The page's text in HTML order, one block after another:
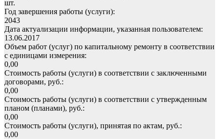
шт.
Год завершения работы (услуги):
2043
Дата актуализации информации, указанная пользователем:
13.06.2017
Объем работ (услуг) по капитальному ремонту в соответствии
с единицами измерения:
0,00
Стоимость работы (услуги) в соответствии с заключенными
договорами, руб.:
0,00
Стоимость работы (услуги) в соответствии с утвержденным
планом (планами), руб.:
0,00
Стоимость работы (услуги), принятая по актам, руб.:
0,00